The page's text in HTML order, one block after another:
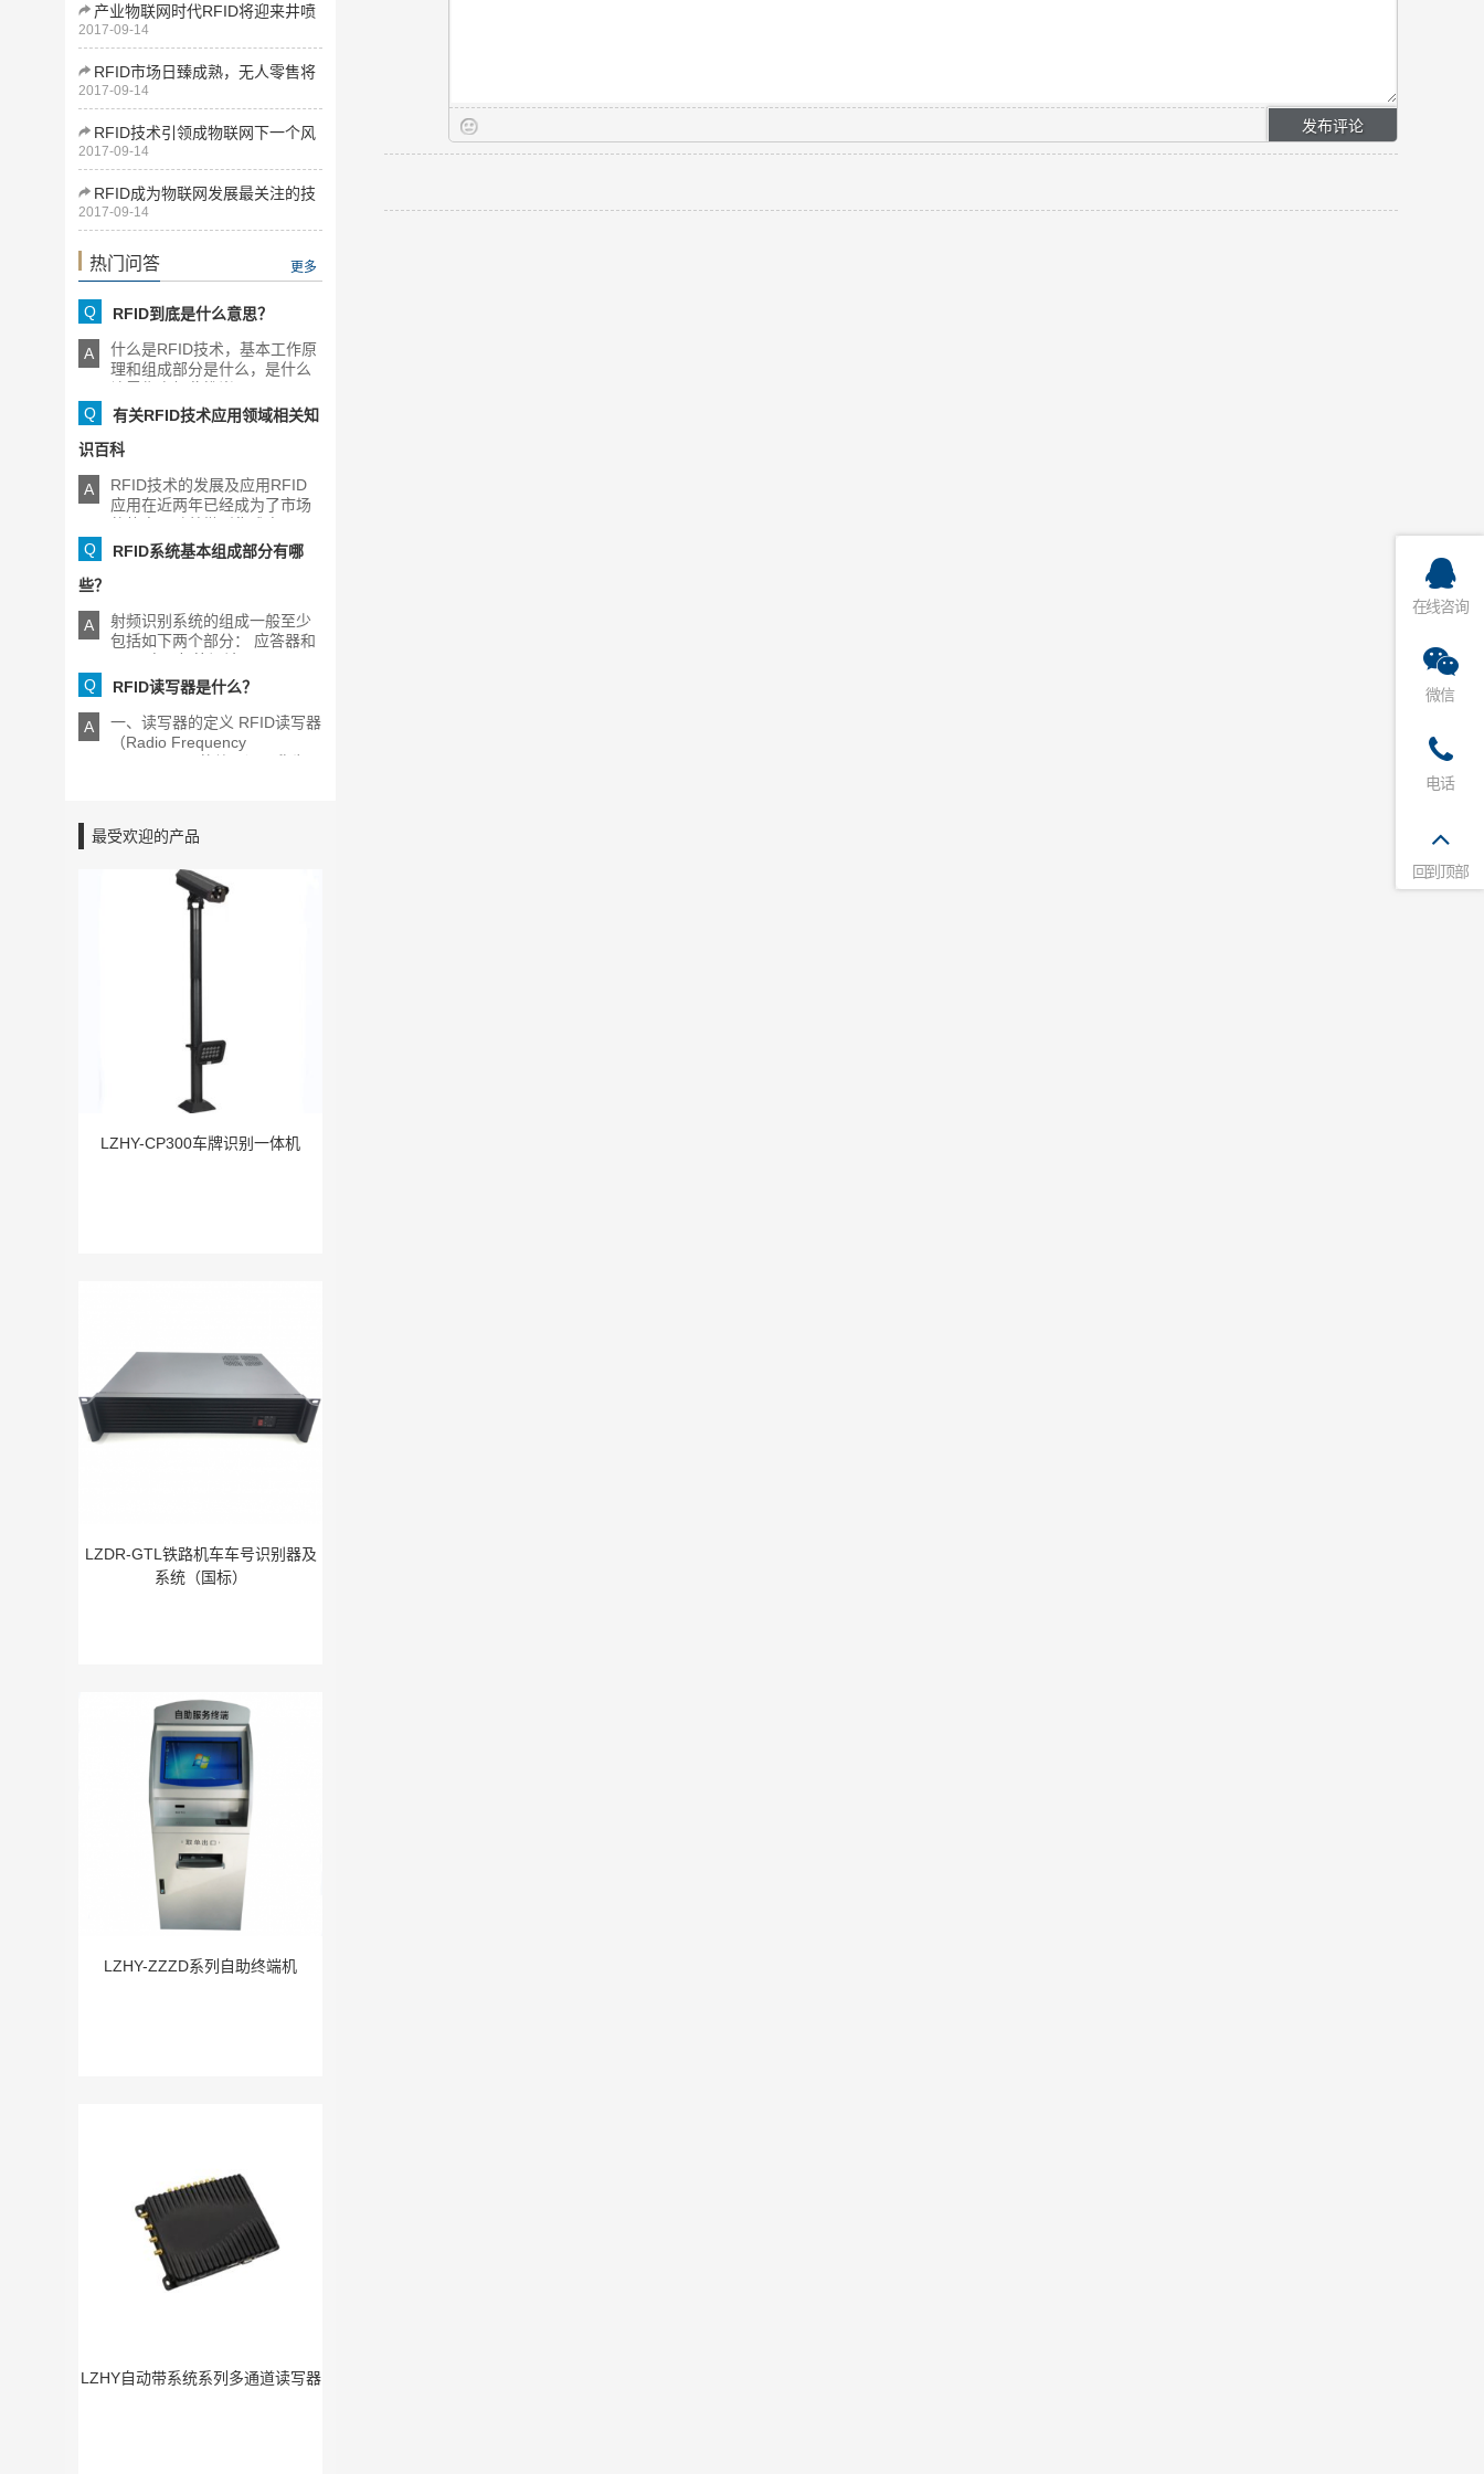
产业物联网时代RFID将迎来井喷
式发展
2017-09-14
RFID市场日臻成熟，无人零售将
为下一增长点
2017-09-14
RFID技术引领成物联网下一个风
口
2017-09-14
RFID成为物联网发展最关注的技
术
2017-09-14
热门问答 更多
Q RFID到底是什么意思？
A
什么是RFID技术，基本工作原
理和组成部分是什么，是什么
Q
有关RFID技术应用领域相关知
识百科
A
RFID技术的发展及应用RFID
应用在近两年已经成为了市场
Q
RFID系统基本组成部分有哪
些？
A
射频识别系统的组成一般至少
包括如下两个部分： 应答器和
Q
RFID读写器是什么？
A
一、读写器的定义 RFID读写器
（Radio Frequency
最受欢迎的产品
LZHY-CP300车牌识别一体机
LZDR-GTL铁路机车车号识别器及
系统（国标）
LZHY-ZZZD系列自助终端机
LZHY自动带系统系列多通道读写器
在线咨询
微信
电话
回到顶部